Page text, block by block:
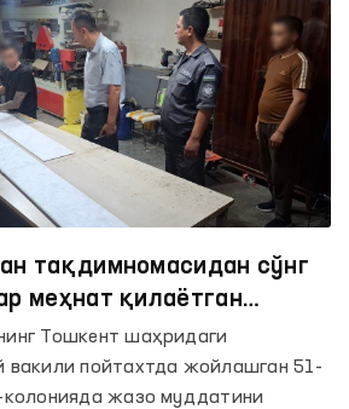
тақдимномасидан сўнг
меҳнат қилаётган
шароитлар
Тошкент шаҳридаги
вакили пойтахтда жойлашган 51-
колонияда жазо муддатини